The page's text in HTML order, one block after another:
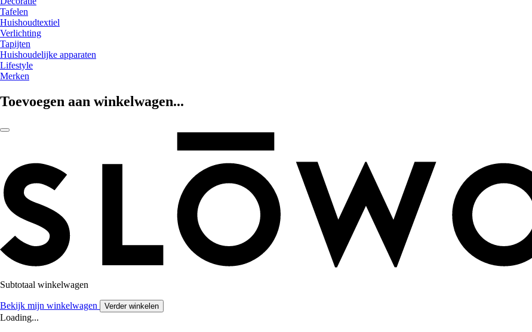
Tafelen
Huishoudtextiel
Verlichting
Tapijten
Huishoudelijke apparaten
Lifestyle
Merken
Toevoegen aan winkelwagen...
Subtotaal winkelwagen
Bekijk mijn winkelwagen Verder winkelen
Loading...